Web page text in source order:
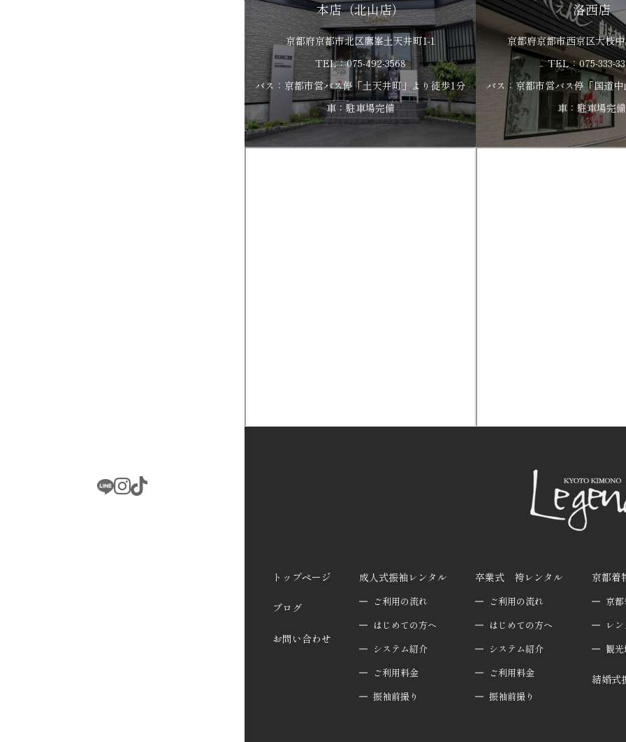
本店（北山店）
京都府京都市北区鷹峯土天井町1-1
TEL：075-492-3568
バス：京都市営バス停「土天井町」より徒歩1分
車：駐車場完備
洛西店
京都府京都市西京区大枝
TEL：075-333-
バス：京都市営バス停「国道
車：駐車場完備
トップページ
ブログ
お問い合わせ
成人式振袖レンタル
ご利用の流れ
はじめての方へ
システム紹介
ご利用料金
振袖前撮り
卒業式 袴レンタル
ご利用の流れ
はじめての方へ
システム紹介
ご利用料金
振袖前撮り
京都着
京
レ
観
結婚式